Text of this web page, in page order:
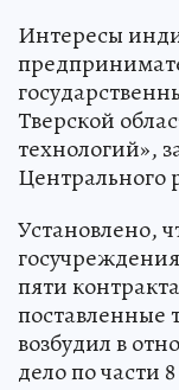
Интересы
Тверской
технологий»,
Центрального
Установлено,
пяти
поставленные
возбудил в
дело по части